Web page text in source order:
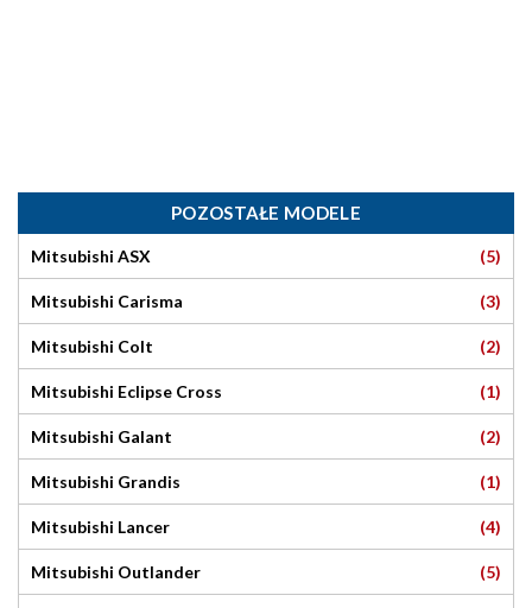
POZOSTAŁE MODELE
Mitsubishi ASX (5)
Mitsubishi Carisma (3)
Mitsubishi Colt (2)
Mitsubishi Eclipse Cross (1)
Mitsubishi Galant (2)
Mitsubishi Grandis (1)
Mitsubishi Lancer (4)
Mitsubishi Outlander (5)